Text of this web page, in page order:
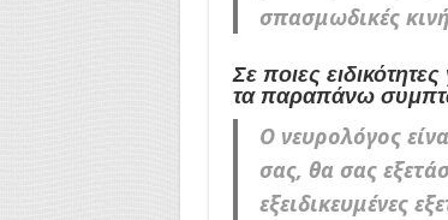
σπασμωδικές
Σε ποιες
τα παραπάνω
Ο νευρολόγος
σας, θα σας
εξειδικευμένες